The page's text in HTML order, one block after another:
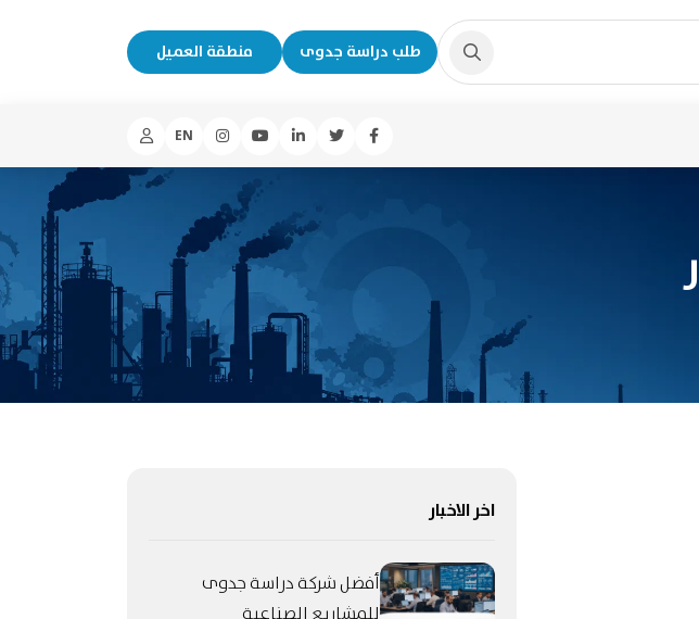
طلب دراسة جدوى منطقة العميل
EN
اخر الاخبار
أفضل شركة دراسة جدوى